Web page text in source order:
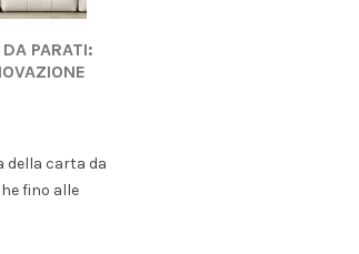
PARATI:
della carta da
fino alle